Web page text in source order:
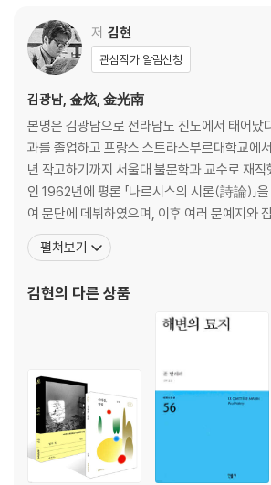
저 김현
관심작가 알림신청
김광남, 金炫, 金光南
본명은 김광남으로 전라남도 진도에서 태어났
과를 졸업하고 프랑스 스트라스부르대학교에
년 작고하기까지 서울대 불문학과 교수로 재직
인 1962년에 평론 「나르시스의 시론(詩論)」을
여 문단에 데뷔하였으며, 이후 여러 문예지와
였다. 프랑스의 현대문학과 사상, 특히 실존주
실존적 정신분석 방법에 비평의 기초를 두었다. 한국문학사에도 관심
『존재와 언어』(1964), 『상상력과 인간』(19
펼쳐보기
김현의 다른 상품